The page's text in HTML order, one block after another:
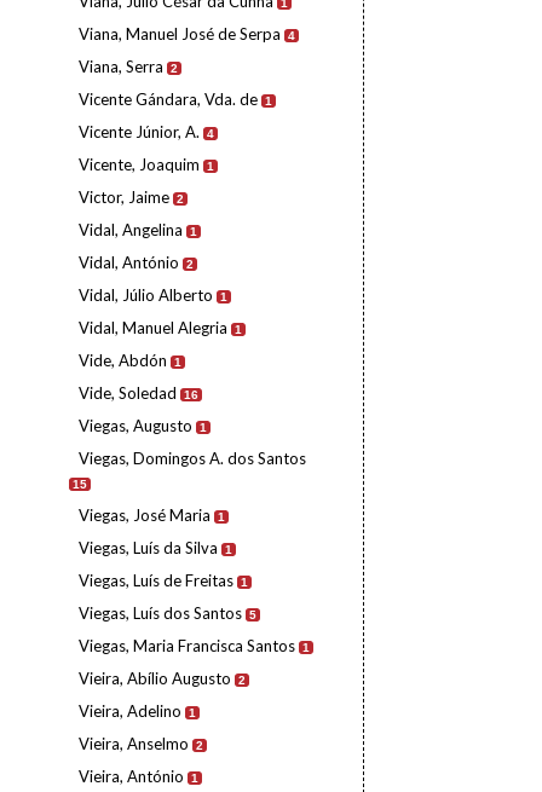
1
Viana, Manuel José de Serpa 4
Viana, Serra 2
Vicente Gándara, Vda. de 1
Vicente Júnior, A. 4
Vicente, Joaquim 1
Victor, Jaime 2
Vidal, Angelina 1
Vidal, António 2
Vidal, Júlio Alberto 1
Vidal, Manuel Alegria 1
Vide, Abdón 1
Vide, Soledad 16
Viegas, Augusto 1
Viegas, Domingos A. dos Santos
15
Viegas, José Maria 1
Viegas, Luís da Silva 1
Viegas, Luís de Freitas 1
Viegas, Luís dos Santos 5
Viegas, Maria Francisca Santos 1
Vieira, Abílio Augusto 2
Vieira, Adelino 1
Vieira, Anselmo 2
Vieira, António 1